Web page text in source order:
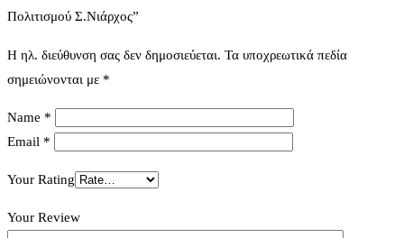
Πολιτισμού Σ.Νιάρχος”
Η ηλ. διεύθυνση σας δεν δημοσιεύεται. Τα υποχρεωτικά πεδία
σημειώνονται με *
Name *
Email *
Your Rating
Your Review